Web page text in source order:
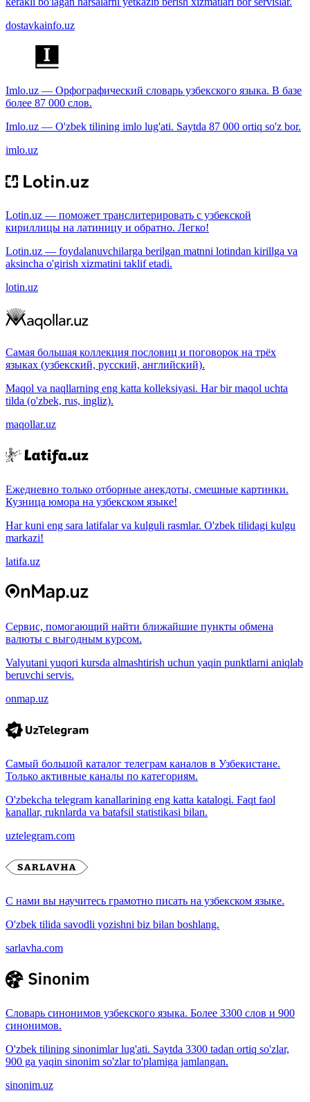
dostavkainfo.uz
Imlo.uz — Орфографический словарь узбекского языка. В базе
более 87 000 слов.
Imlo.uz — O'zbek tilining imlo lug'ati. Saytda 87 000 ortiq so'z bor.
imlo.uz
Lotin.uz — поможет транслитерировать с узбекской
кириллицы на латиницу и обратно. Легко!
Lotin.uz — foydalanuvchilarga berilgan matnni lotindan kirillga va
aksincha o'girish xizmatini taklif etadi.
lotin.uz
Самая большая коллекция пословиц и поговорок на трёх
языках (узбекский, русский, английский).
Maqol va naqllarning eng katta kolleksiyasi. Har bir maqol uchta
tilda (o'zbek, rus, ingliz).
maqollar.uz
Ежедневно только отборные анекдоты, смешные картинки.
Кузница юмора на узбекском языке!
Har kuni eng sara latifalar va kulguli rasmlar. O'zbek tilidagi kulgu
markazi!
latifa.uz
Сервис, помогающий найти ближайшие пункты обмена
валюты с выгодным курсом.
Valyutani yuqori kursda almashtirish uchun yaqin punktlarni aniqlab
beruvchi servis.
onmap.uz
Самый большой каталог телеграм каналов в Узбекистане.
Только активные каналы по категориям.
O'zbekcha telegram kanallarining eng katta katalogi. Faqt faol
kanallar, ruknlarda va batafsil statistikasi bilan.
uztelegram.com
С нами вы научитесь грамотно писать на узбекском языке.
O'zbek tilida savodli yozishni biz bilan boshlang.
sarlavha.com
Словарь синонимов узбекского языка. Более 3300 слов и 900
синонимов.
O'zbek tilining sinonimlar lug'ati. Saytda 3300 tadan ortiq so'zlar,
900 ga yaqin sinonim so'zlar to'plamiga jamlangan.
sinonim.uz